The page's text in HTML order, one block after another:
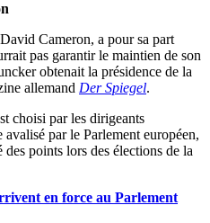
Cameron, a pour sa part
pas garantir le maintien de son
obtenait la présidence de la
allemand Der Spiegel.
choisi par les dirigeants
par le Parlement européen,
points lors des élections de la
en force au Parlement